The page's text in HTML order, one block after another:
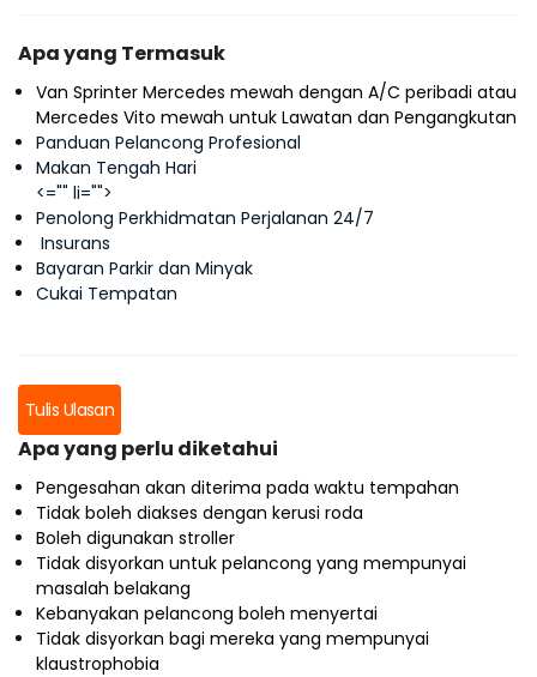
Apa yang Termasuk
Van Sprinter Mercedes mewah dengan A/C peribadi atau
Mercedes Vito mewah untuk Lawatan dan Pengangkutan
Panduan Pelancong Profesional
Makan Tengah Hari
<="" li="">
Penolong Perkhidmatan Perjalanan 24/7
Insurans
Bayaran Parkir dan Minyak
Cukai Tempatan
Tulis Ulasan
Apa yang perlu diketahui
Pengesahan akan diterima pada waktu tempahan
Tidak boleh diakses dengan kerusi roda
Boleh digunakan stroller
Tidak disyorkan untuk pelancong yang mempunyai
masalah belakang
Kebanyakan pelancong boleh menyertai
Tidak disyorkan bagi mereka yang mempunyai
klaustrophobia